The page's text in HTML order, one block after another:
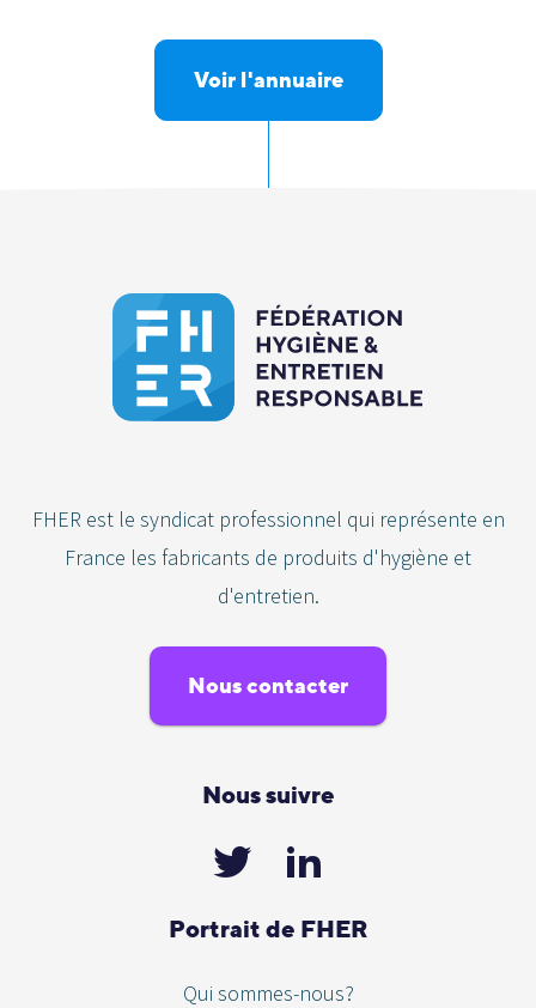
Voir l'annuaire
FHER est le syndicat professionnel qui représente en
France les fabricants de produits d'hygiène et
d'entretien.
Nous contacter
Nous suivre
Portrait de FHER
Qui sommes-nous?